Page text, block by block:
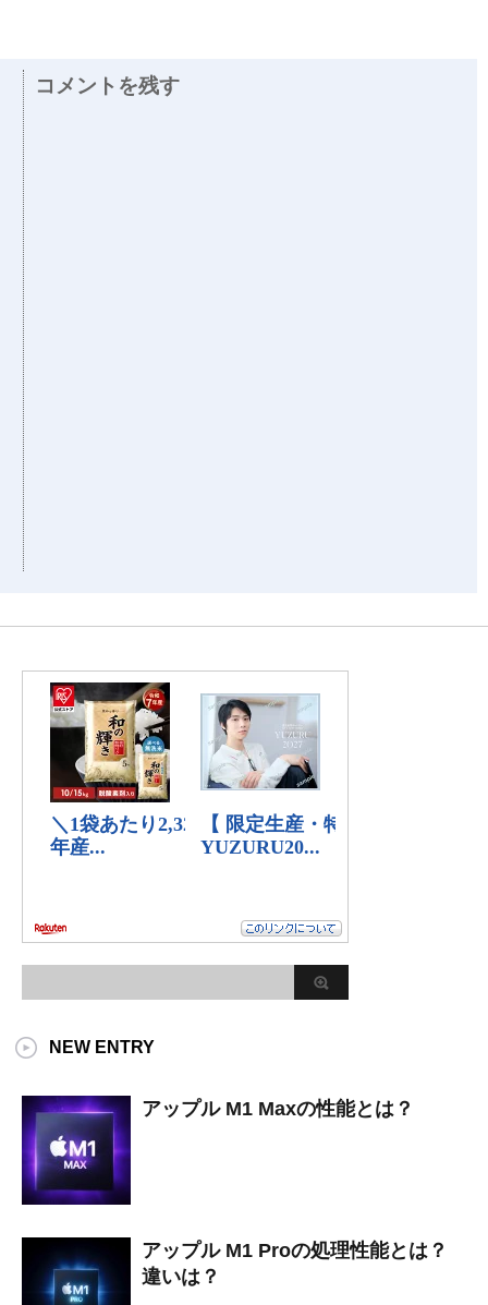
コメントを残す
NEW ENTRY
アップル M1 Maxの性能とは？
アップル M1 Proの処理性能とは？
違いは？